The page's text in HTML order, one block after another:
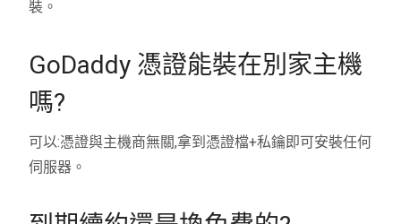
裝。
GoDaddy 憑證能裝在別家主機
嗎?
可以:憑證與主機商無關,拿到憑證檔+私鑰即可安裝任何
伺服器。